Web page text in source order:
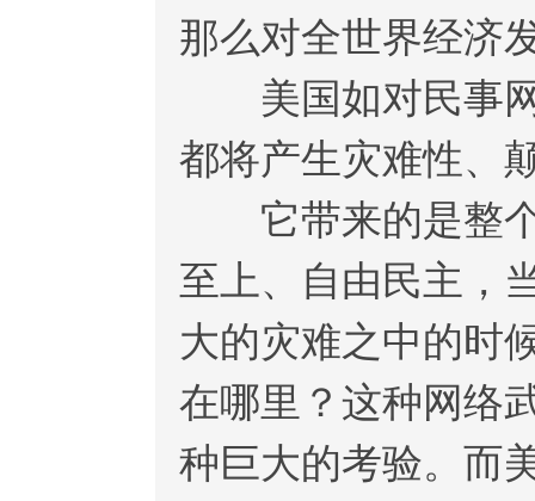
那么对全世界经济
美国如对民事网
都将产生灾难性、
它带来的是整个
至上、自由民主，
大的灾难之中的时
在哪里？这种网络
种巨大的考验。而